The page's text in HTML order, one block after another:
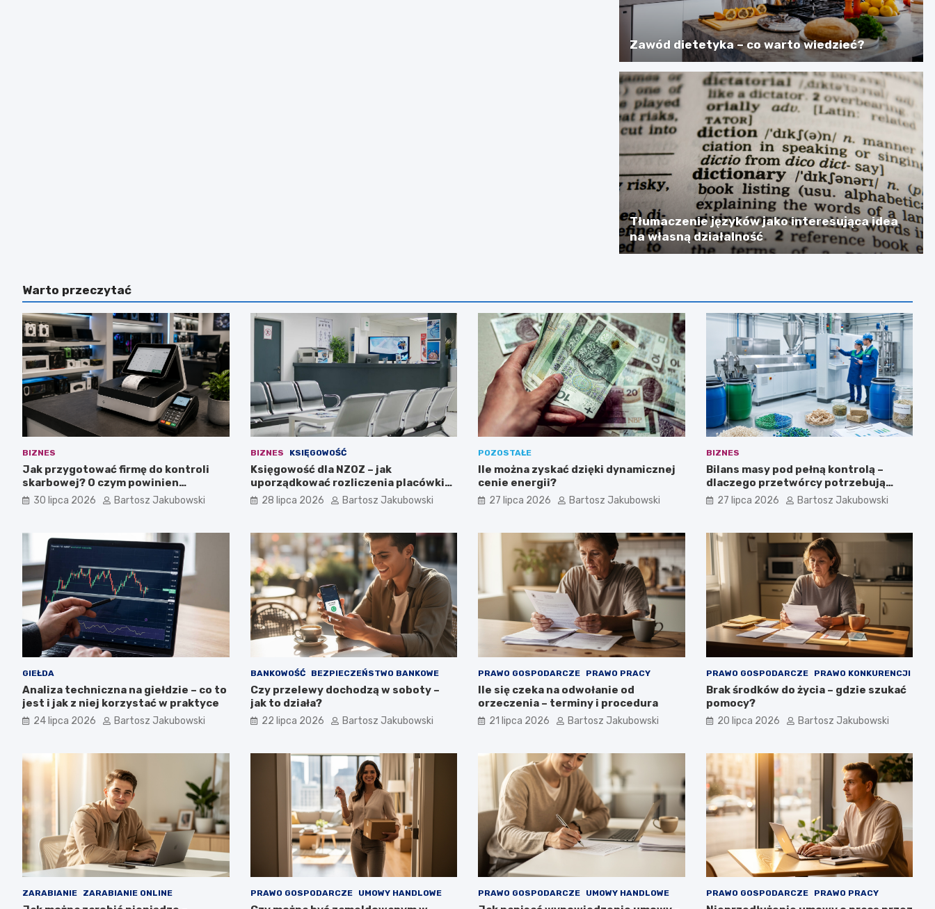
Zawód dietetyka – co warto wiedzieć?
Tłumaczenie języków jako interesująca idea
na własną działalność
Warto przeczytać
BIZNES
Jak przygotować firmę do kontroli
skarbowej? O czym powinien
pamiętać przedsiębiorca?
30 lipca 2026 Bartosz Jakubowski
BIZNES KSIĘGOWOŚĆ
Księgowość dla NZOZ – jak
uporządkować rozliczenia placówki
medycznej?
28 lipca 2026 Bartosz Jakubowski
POZOSTAŁE
Ile można zyskać dzięki dynamicznej
cenie energii?
27 lipca 2026 Bartosz Jakubowski
BIZNES
Bilans masy pod pełną kontrolą –
dlaczego przetwórcy potrzebują
certyfikatu ISCC PLUS?
27 lipca 2026 Bartosz Jakubowski
GIEŁDA
Analiza techniczna na giełdzie – co to
jest i jak z niej korzystać w praktyce
24 lipca 2026 Bartosz Jakubowski
BANKOWOŚĆ BEZPIECZEŃSTWO BANKOWE
Czy przelewy dochodzą w soboty –
jak to działa?
22 lipca 2026 Bartosz Jakubowski
PRAWO GOSPODARCZE PRAWO PRACY
Ile się czeka na odwołanie od
orzeczenia – terminy i procedura
21 lipca 2026 Bartosz Jakubowski
PRAWO GOSPODARCZE PRAWO KONKURENCJI
Brak środków do życia – gdzie szukać
pomocy?
20 lipca 2026 Bartosz Jakubowski
ZARABIANIE ZARABIANIE ONLINE PRAWO GOSPODARCZE UMOWY HANDLOWE PRAWO GOSPODARCZE UMOWY HANDLOWE PRAWO GOSPODARCZE PRAWO PRACY